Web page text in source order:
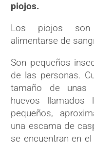
piojos.
Los piojos son
alimentarse de
Son pequeños
de las personas.
tamaño de unas
huevos llamados
pequeños,
una escama de
se encuentran en